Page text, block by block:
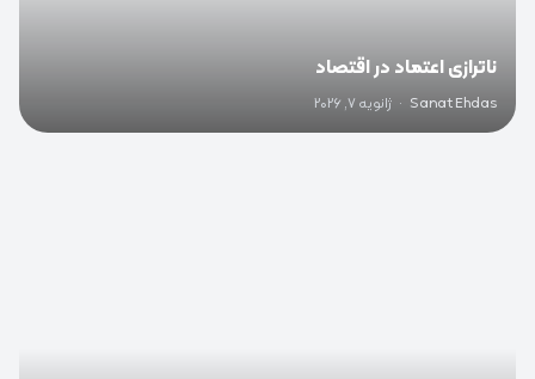
ناترازی اعتماد در اقتصاد
Sanat Ehdas
· ژانویه 7, 2026